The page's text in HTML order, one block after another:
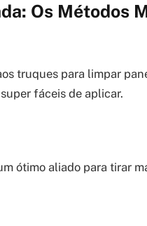
Os Métodos
truques para limpar
fáceis de aplicar.
ótimo aliado para tirar